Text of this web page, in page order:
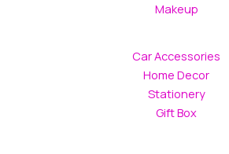
Makeup
Car Accessories
Home Decor
Stationery
Gift Box